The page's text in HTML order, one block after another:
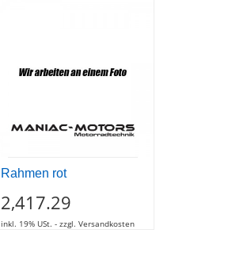
Rahmen rot
2,417.29
inkl. 19% USt. - zzgl. Versandkosten